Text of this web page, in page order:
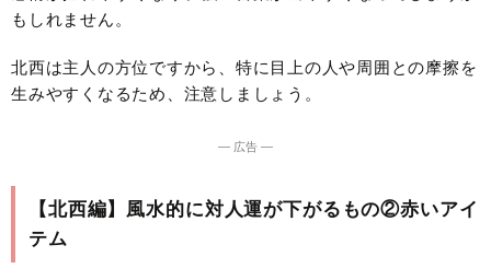
もしれません。
北西は主人の方位ですから、特に目上の人や周囲との摩擦を
生みやすくなるため、注意しましょう。
― 広告 ―
【北西編】風水的に対人運が下がるもの②赤いアイ
テム